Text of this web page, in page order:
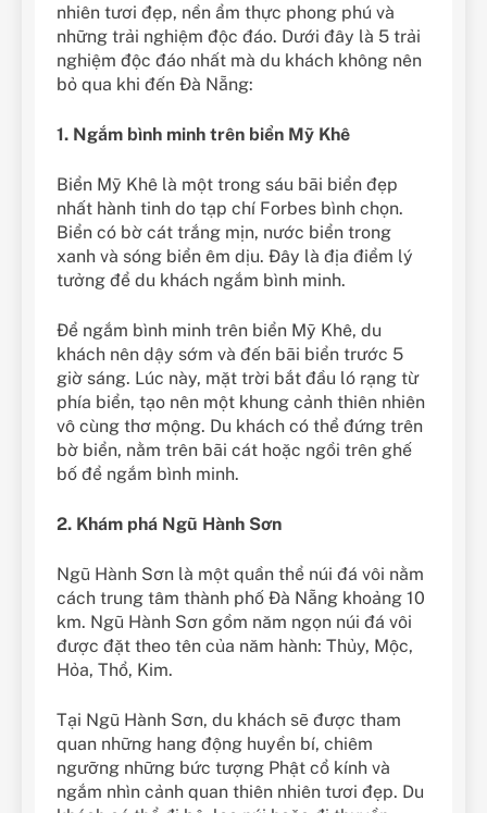
nhiên tươi đẹp, nền ẩm thực phong phú và
những trải nghiệm độc đáo. Dưới đây là 5 trải
nghiệm độc đáo nhất mà du khách không nên
bỏ qua khi đến Đà Nẵng:
1. Ngắm bình minh trên biển Mỹ Khê
Biển Mỹ Khê là một trong sáu bãi biển đẹp
nhất hành tinh do tạp chí Forbes bình chọn.
Biển có bờ cát trắng mịn, nước biển trong
xanh và sóng biển êm dịu. Đây là địa điểm lý
tưởng để du khách ngắm bình minh.
Để ngắm bình minh trên biển Mỹ Khê, du
khách nên dậy sớm và đến bãi biển trước 5
giờ sáng. Lúc này, mặt trời bắt đầu ló rạng từ
phía biển, tạo nên một khung cảnh thiên nhiên
vô cùng thơ mộng. Du khách có thể đứng trên
bờ biển, nằm trên bãi cát hoặc ngồi trên ghế
bố để ngắm bình minh.
2. Khám phá Ngũ Hành Sơn
Ngũ Hành Sơn là một quần thể núi đá vôi nằm
cách trung tâm thành phố Đà Nẵng khoảng 10
km. Ngũ Hành Sơn gồm năm ngọn núi đá vôi
được đặt theo tên của năm hành: Thủy, Mộc,
Hỏa, Thổ, Kim.
Tại Ngũ Hành Sơn, du khách sẽ được tham
quan những hang động huyền bí, chiêm
ngưỡng những bức tượng Phật cổ kính và
ngắm nhìn cảnh quan thiên nhiên tươi đẹp. Du